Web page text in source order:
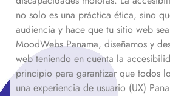
no solo es una práctica ética, sino
audiencia y hace que tu sitio web
MoodWebs Panama, diseñamos y
web teniendo en cuenta la
principio para garantizar que todos
una experiencia de usuario (UX)